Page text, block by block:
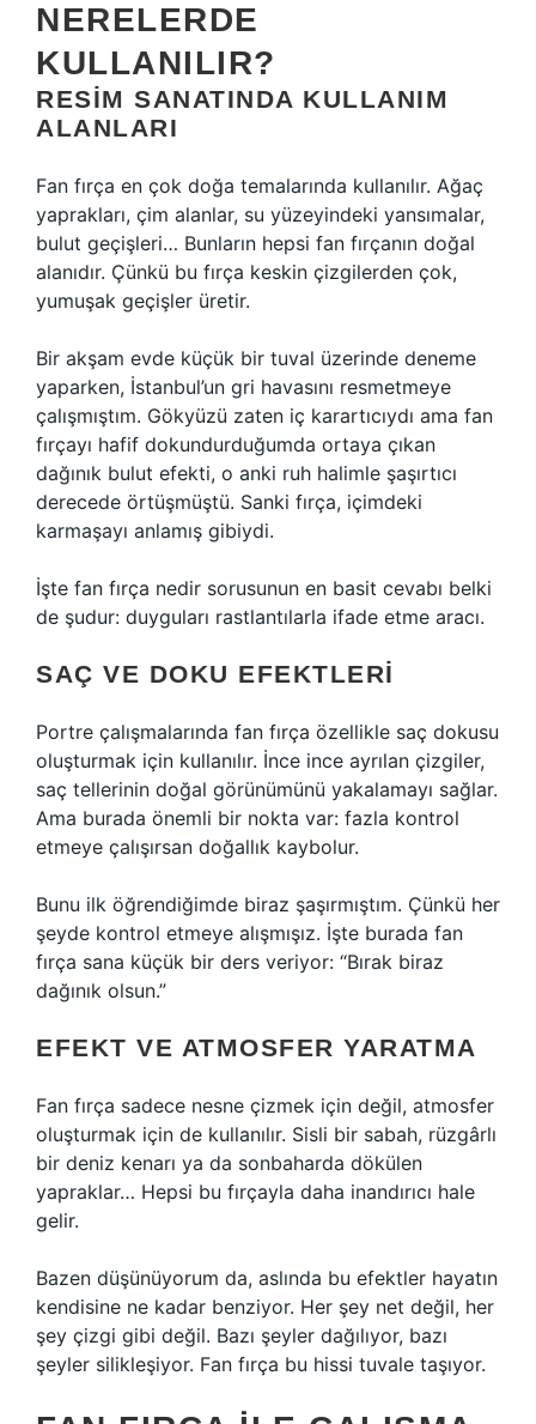
NERELERDE
KULLANILIR?
RESIM SANATINDA KULLANIM
ALANLARI
Fan fırça en çok doğa temalarında kullanılır. Ağaç
yaprakları, çim alanlar, su yüzeyindeki yansımalar,
bulut geçişleri… Bunların hepsi fan fırçanın doğal
alanıdır. Çünkü bu fırça keskin çizgilerden çok,
yumuşak geçişler üretir.
Bir akşam evde küçük bir tuval üzerinde deneme
yaparken, İstanbul’un gri havasını resmetmeye
çalışmıştım. Gökyüzü zaten iç karartıcıydı ama fan
fırçayı hafif dokundurduğumda ortaya çıkan
dağınık bulut efekti, o anki ruh halimle şaşırtıcı
derecede örtüşmüştü. Sanki fırça, içimdeki
karmaşayı anlamış gibiydi.
İşte fan fırça nedir sorusunun en basit cevabı belki
de şudur: duyguları rastlantılarla ifade etme aracı.
SAÇ VE DOKU EFEKTLERI
Portre çalışmalarında fan fırça özellikle saç dokusu
oluşturmak için kullanılır. İnce ince ayrılan çizgiler,
saç tellerinin doğal görünümünü yakalamayı sağlar.
Ama burada önemli bir nokta var: fazla kontrol
etmeye çalışırsan doğallık kaybolur.
Bunu ilk öğrendiğimde biraz şaşırmıştım. Çünkü her
şeyde kontrol etmeye alışmışız. İşte burada fan
fırça sana küçük bir ders veriyor: “Bırak biraz
dağınık olsun.”
EFEKT VE ATMOSFER YARATMA
Fan fırça sadece nesne çizmek için değil, atmosfer
oluşturmak için de kullanılır. Sisli bir sabah, rüzgârlı
bir deniz kenarı ya da sonbaharda dökülen
yapraklar… Hepsi bu fırçayla daha inandırıcı hale
gelir.
Bazen düşünüyorum da, aslında bu efektler hayatın
kendisine ne kadar benziyor. Her şey net değil, her
şey çizgi gibi değil. Bazı şeyler dağılıyor, bazı
şeyler silikleşiyor. Fan fırça bu hissi tuvale taşıyor.